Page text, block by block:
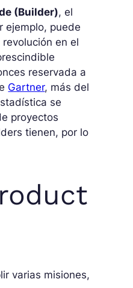
(Builder), el
ejemplo, puede
en el
reservada a
Gartner, más del
se
proyectos
tienen, por lo
varias misiones,